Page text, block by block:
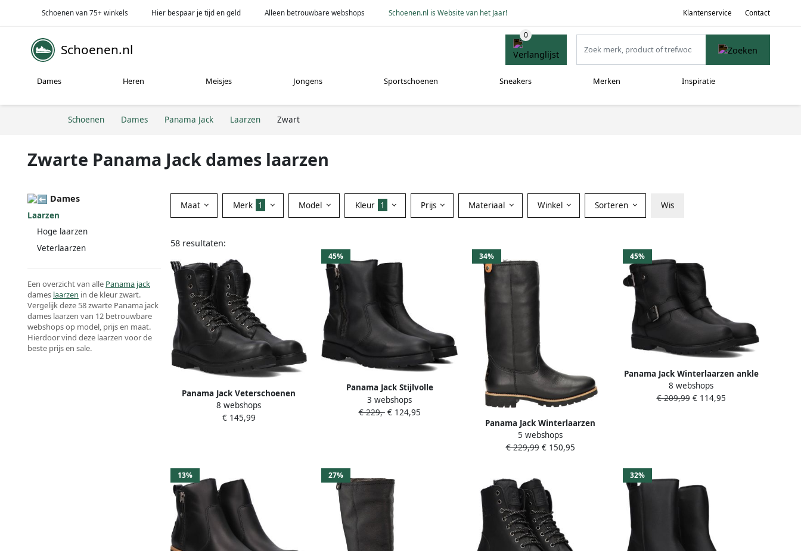
Schoenen van 75+ winkels Hier bespaar je tijd en geld Alleen betrouwbare webshops Schoenen.nl is Website van het Jaar! Klantenservice Contact
Schoenen.nl
Dames Heren Meisjes Jongens Sportschoenen Sneakers Merken Inspiratie
Schoenen Dames Panama Jack Laarzen Zwart
Zwarte Panama Jack dames laarzen
Dames
Laarzen
Hoge laarzen
Veterlaarzen
Een overzicht van alle Panama jack
dames laarzen in de kleur zwart.
Vergelijk deze 58 zwarte Panama jack
dames laarzen van 12 betrouwbare
webshops op model, prijs en maat.
Hierdoor vind deze laarzen voor de
beste prijs en sale.
Maat Merk 1 Model Kleur 1 Prijs Materiaal Winkel Sorteren Wis
58 resultaten:
Panama Jack Veterschoenen
Frisia veterschoenen enkellaars
blokhak met warme voering
8 webshops
€ 145,99
45%
Panama Jack Stijlvolle
winterlaarzen met warme
voering Black Dames
3 webshops
€ 229,-€ 124,95
34%
Panama Jack Winterlaarzen
Bambina Igloo long shaft boots
profile sole with lambswool
5 webshops
€ 229,99€ 150,95
45%
Panama Jack Winterlaarzen ankle
boot warm lining with logo
embossing on the heel
8 webshops
€ 209,99€ 114,95
13% 27% 32%